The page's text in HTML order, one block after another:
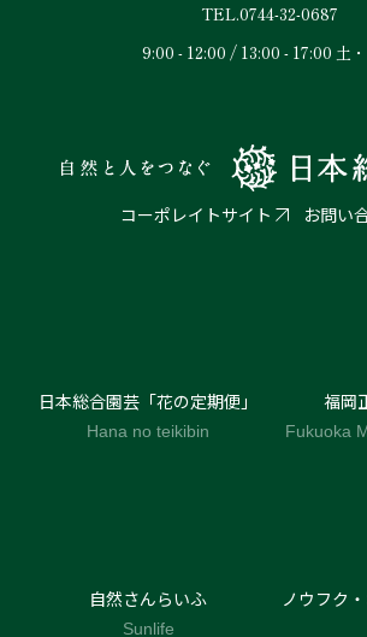
TEL.0744-32-0687
9:00 - 12:00 / 13:00 - 17:00 土
コーポレイトサイト お問い
日本総合園芸「花の定期便」
Hana no teikibin
福岡
Fukuoka
自然さんらいふ
Sunlife
ノウフク